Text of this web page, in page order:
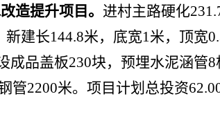
造提升项目 。 进村主路硬化
建长144.8米，底宽1米，顶宽
成品盖板230块，预埋水泥涵管
管2200米。项目计划总投资